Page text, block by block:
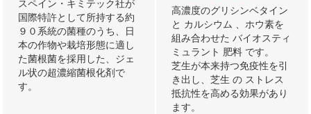
スペイン・キミテック社が
国際特許として所持する約
９０系統の菌種のうち、日
本の作物や栽培形態に適し
た菌根菌を採用した、ジェ
ル状の超濃縮菌根化剤で
す。
高濃度のグリシンベタイン
と カルシウム 、ホウ素を
組み合わせた バイオスティ
ミュラント 肥料 です。
芝生が本来持つ免疫性を引
き出し、芝生 の ストレス
抵抗性を高める効果があり
ます。